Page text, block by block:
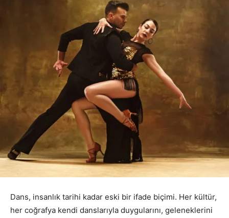
Dans, insanlık tarihi kadar eski bir ifade biçimi. Her kültür,
her coğrafya kendi danslarıyla duygularını, geleneklerini